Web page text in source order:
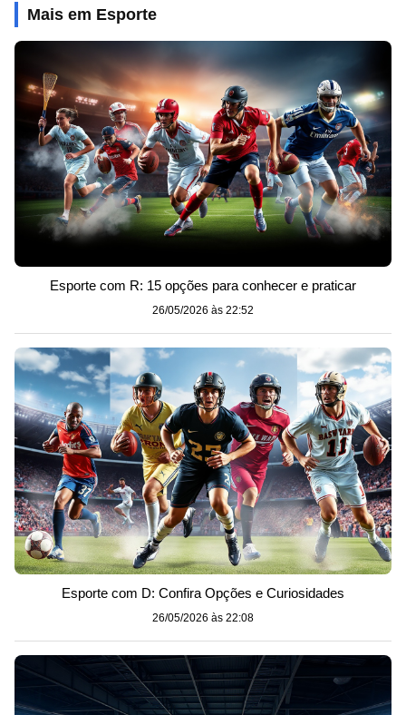
Mais em Esporte
Esporte com R: 15 opções para conhecer e praticar
26/05/2026 às 22:52
Esporte com D: Confira Opções e Curiosidades
26/05/2026 às 22:08